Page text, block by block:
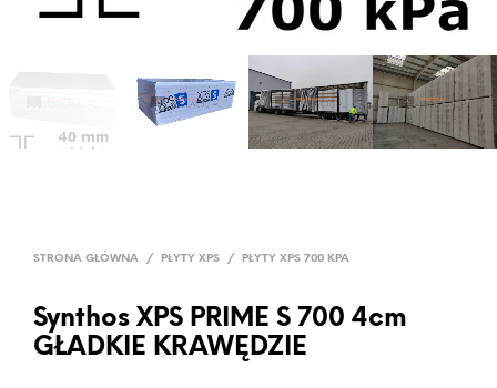
STRONA GŁÓWNA / PŁYTY XPS / PŁYTY XPS 700 KPA
Synthos XPS PRIME S 700 4cm
GŁADKIE KRAWĘDZIE